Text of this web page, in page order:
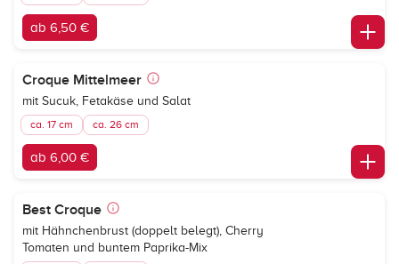
ab 6,50 €
Croque Mittelmeer
mit Sucuk, Fetakäse und Salat
ca. 17 cm ca. 26 cm
ab 6,00 €
Best Croque
mit Hähnchenbrust (doppelt belegt), Cherry
Tomaten und buntem Paprika-Mix